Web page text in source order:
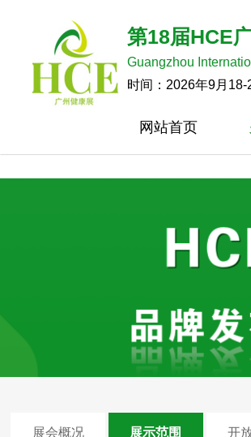
第18届HCE
Guangzhou
时间：2026年9月
网站首页
展会概况 展示范围 开